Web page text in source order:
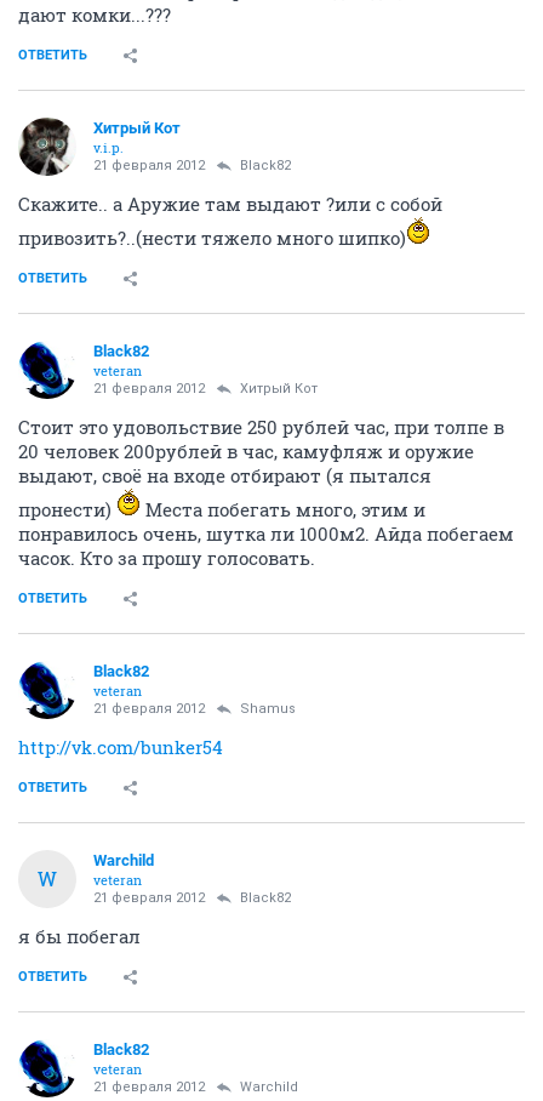
дают комки...???
ОТВЕТИТЬ
Хитрый Кот
v.i.p.
21 февраля 2012 Black82
Скажите.. а Аружие там выдают ?или с собой
привозить?..(нести тяжело много шипко)
ОТВЕТИТЬ
Black82
veteran
21 февраля 2012 Хитрый Кот
Стоит это удовольствие 250 рублей час, при толпе в
20 человек 200рублей в час, камуфляж и оружие
выдают, своё на входе отбирают (я пытался
пронести)
Места побегать много, этим и
понравилось очень, шутка ли 1000м2. Айда побегаем
часок. Кто за прошу голосовать.
ОТВЕТИТЬ
Black82
veteran
21 февраля 2012 Shamus
http://vk.com/bunker54
ОТВЕТИТЬ
W
Warchild
veteran
21 февраля 2012 Black82
я бы побегал
ОТВЕТИТЬ
Black82
veteran
21 февраля 2012 Warchild